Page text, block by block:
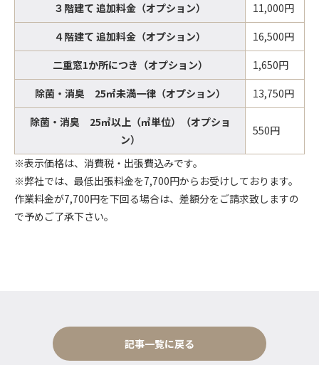
３階建て 追加料金（オプション）
11,000円
４階建て 追加料金（オプション）
16,500円
二重窓1か所につき（オプション）
1,650円
除菌・消臭 25㎡未満一律（オプション）
13,750円
除菌・消臭 25㎡以上（㎡単位）（オプショ
ン）
550円
※表示価格は、消費税・出張費込みです。
※弊社では、最低出張料金を7,700円からお受けしております。
作業料金が7,700円を下回る場合は、差額分をご請求致しますの
で予めご了承下さい。
記事一覧に戻る